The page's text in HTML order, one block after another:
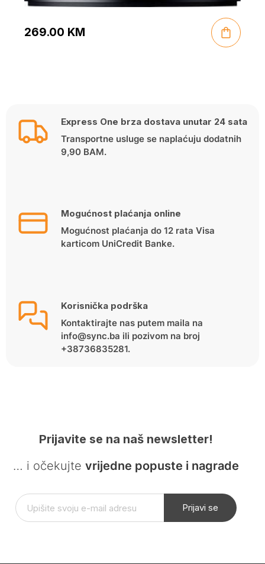
269.00 KM
Express One brza dostava unutar 24 sata
Transportne usluge se naplaćuju dodatnih
9,90 BAM.
Mogućnost plaćanja online
Mogućnost plaćanja do 12 rata Visa
karticom UniCredit Banke.
Korisnička podrška
Kontaktirajte nas putem maila na
info@sync.ba ili pozivom na broj
+38736835281.
Prijavite se na naš newsletter!
… i očekujte vrijedne popuste i nagrade
Prijavi se